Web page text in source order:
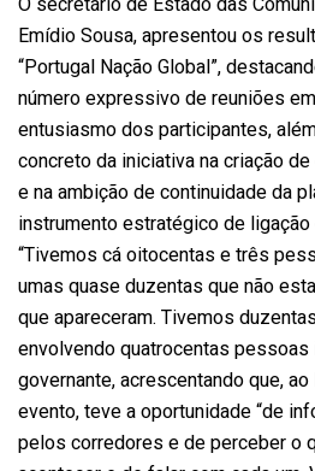
Emídio Sousa, apresentou os
“Portugal Nação Global”,
número expressivo de reuniões
entusiasmo dos participantes,
concreto da iniciativa na criação
e na ambição de continuidade da
instrumento estratégico de ligação
“Tivemos cá oitocentas e três
umas quase duzentas que não
que apareceram. Tivemos
envolvendo quatrocentas pessoas
governante, acrescentando que,
evento, teve a oportunidade “de
pelos corredores e de perceber o